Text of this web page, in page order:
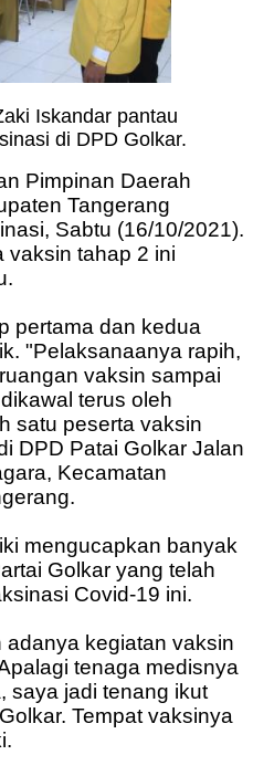
Iskandar pantau
di DPD Golkar.
Pimpinan Daerah
Tangerang
Sabtu (16/10/2021).
vaksin tahap 2 ini
pertama dan kedua
"Pelaksanaanya rapih,
vaksin sampai
terus oleh
satu peserta vaksin
DPD Patai Golkar Jalan
Kecamatan
mengucapkan banyak
Golkar yang telah
Covid-19 ini.
kegiatan vaksin
tenaga medisnya
saya jadi tenang ikut
Tempat vaksinya